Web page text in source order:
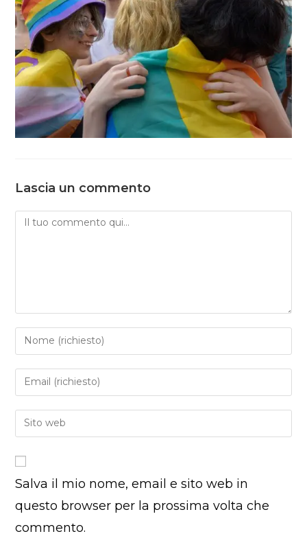
Lascia un commento
Commento
Inserisci
il
tuo
nome
nome
utente
per
Inserisci
il
tuo
indirizzo
commentare
Inserisci
l'URL
sito
web
(facoltativo)
Salva il mio nome, email e sito web in
questo browser per la prossima volta che
commento.